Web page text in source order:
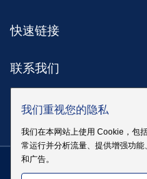
快速链接
联系我们
订阅
版权 @ 伊戈尔电气股份有限公
我们重视您的隐私
我们在本网站上使用 Cookie，包
常运行并分析流量、提供增强功
和广告。